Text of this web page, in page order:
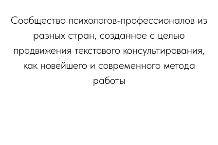
Сообщество психологов-профессионалов из
разных стран, созданное с целью
продвижения текстового консультирования,
как новейшего и современного метода
работы